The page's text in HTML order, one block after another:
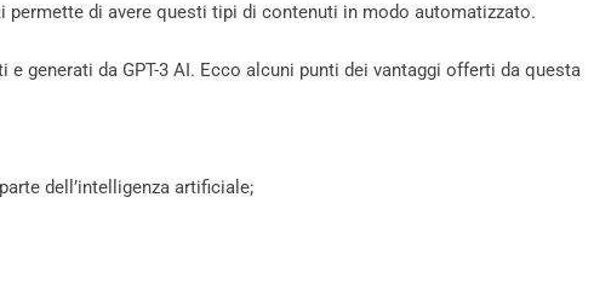
permette di avere questi tipi di contenuti in modo automatizzato.
generati da GPT-3 AI. Ecco alcuni punti dei vantaggi offerti da questa
dell’intelligenza artificiale;